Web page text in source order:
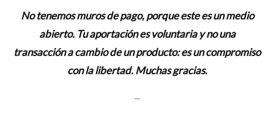
No tenemos muros de pago, porque este es un medio
abierto. Tu aportación es voluntaria y no una
transacción a cambio de un producto:es un compromiso
con la libertad. Muchas gracias.
–